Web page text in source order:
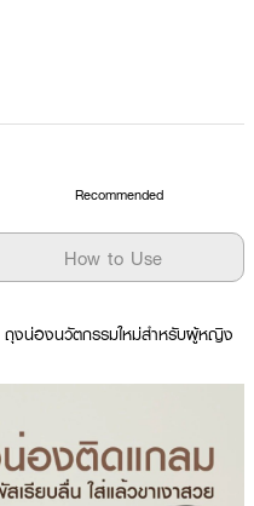
Recommended
How to Use
ถุงน่องนวัตกรรมใหม่สำหรับผู้หญิง